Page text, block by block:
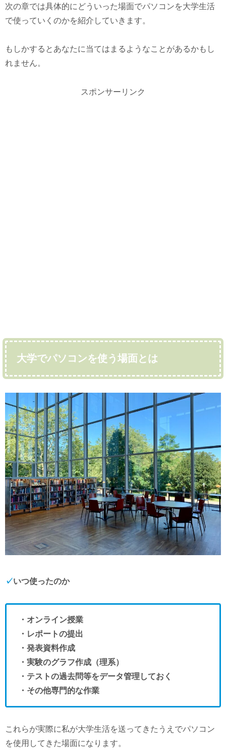
次の章では具体的にどういった場面でパソコンを大学生活
で使っていくのかを紹介していきます。
もしかするとあなたに当てはまるようなことがあるかもし
れません。
スポンサーリンク
大学でパソコンを使う場面とは
✓いつ使ったのか
・オンライン授業
・レポートの提出
・発表資料作成
・実験のグラフ作成（理系）
・テストの過去問等をデータ管理しておく
・その他専門的な作業
これらが実際に私が大学生活を送ってきたうえでパソコン
を使用してきた場面になります。